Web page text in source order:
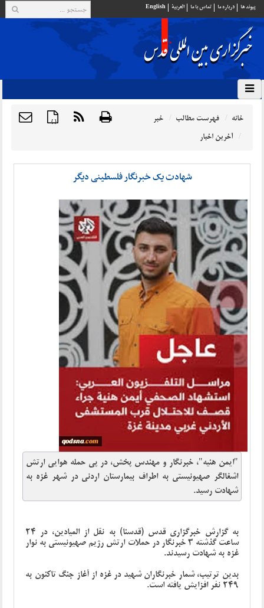
پيوند ها درباره ما تماس با ما العربية English
{ } خانه فهرست مطالب
خبر
آخرین اخبار
شهادت یک خبرنگار فلسطینی دیگر
"ایمن هنیه"، خبرنگار و مهندس پخش، در پی حمله هوایی ارتش
اشغالگر صهیونیستی به اطراف بیمارستان اردنی در شهر غزه به
شهادت رسید.
به گزارش خبرگزاری قدس (قدسنا) به نقل از المیادین، در 24
ساعت گذشته 3 خبرنگار در حملات ارتش رژیم صهیونیستی به نوار
غزه به شهادت رسیدند.
بدین ترتیب، شمار خبرنگاران شهید در غزه از آغاز جنگ تاکنون به
249 نفر افزایش یافته است.